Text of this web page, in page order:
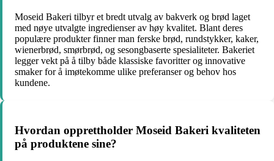
Moseid Bakeri tilbyr et bredt utvalg av bakverk og brød laget
med nøye utvalgte ingredienser av høy kvalitet. Blant deres
populære produkter finner man ferske brød, rundstykker, kaker,
wienerbrød, smørbrød, og sesongbaserte spesialiteter. Bakeriet
legger vekt på å tilby både klassiske favoritter og innovative
smaker for å imøtekomme ulike preferanser og behov hos
kundene.
Hvordan opprettholder Moseid Bakeri kvaliteten
på produktene sine?